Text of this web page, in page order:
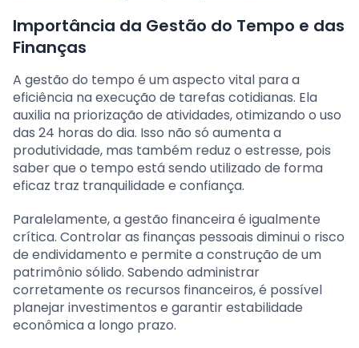
Importância da Gestão do Tempo e das
Finanças
A gestão do tempo é um aspecto vital para a
eficiência na execução de tarefas cotidianas. Ela
auxilia na priorização de atividades, otimizando o uso
das 24 horas do dia. Isso não só aumenta a
produtividade, mas também reduz o estresse, pois
saber que o tempo está sendo utilizado de forma
eficaz traz tranquilidade e confiança.
Paralelamente, a gestão financeira é igualmente
crítica. Controlar as finanças pessoais diminui o risco
de endividamento e permite a construção de um
patrimônio sólido. Sabendo administrar
corretamente os recursos financeiros, é possível
planejar investimentos e garantir estabilidade
econômica a longo prazo.